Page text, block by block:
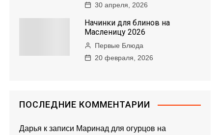
30 апреля, 2026
Начинки для блинов на
Масленицу 2026
Первые Блюда
20 февраля, 2026
ПОСЛЕДНИЕ КОММЕНТАРИИ
Дарья к записи Маринад для огурцов на